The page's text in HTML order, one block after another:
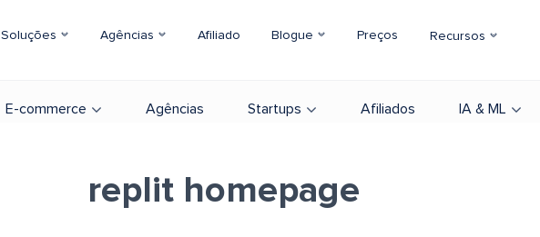
Soluções Agências Afiliado Blogue Preços Recursos
E-commerce Agências Startups Afiliados IA & ML
replit homepage